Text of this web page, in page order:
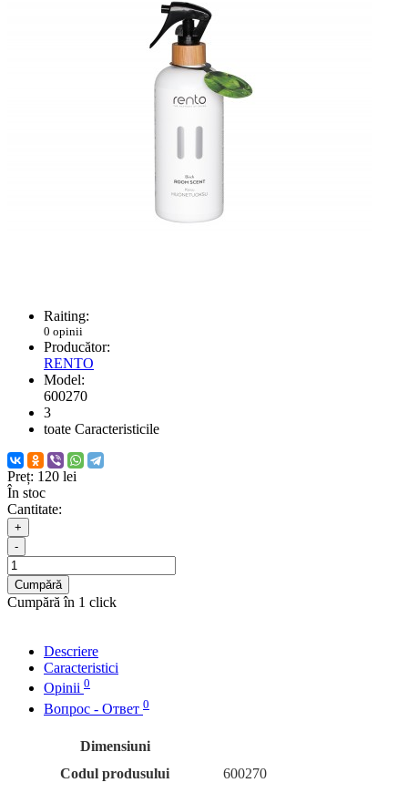
Raiting:
0 opinii
Producător:
RENTO
Model:
600270
3
toate Caracteristicile
Preț: 120 lei
În stoc
Cantitate:
+
-
Cumpără
Cumpără în 1 click
Descriere
Caracteristici
Opinii 0
Вопрос - Ответ 0
Dimensiuni
Codul produsului
600270